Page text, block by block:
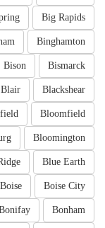
Big Rapids
Binghamton
Bismarck
Bison
Blackshear
Blair
Bloomfield
Bloomington
Blue Earth
Boise City
Boise
Bonham